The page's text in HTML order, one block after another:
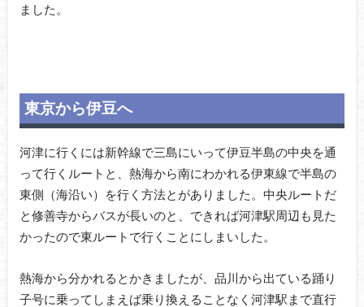
ました。
東京から伊豆へ
河津に行くには新幹線で三島にいって伊豆半島の中央を通
って行くルートと、熱海から南にわかれる伊東線で半島の
東側（海沿い）を行く方法とがありました。中央ルートだ
と修善寺からバスが長いのと、できれば河津駅周辺も見た
かったので東ルートで行くことにしまいした。
熱海から分かれるとかきましたが、品川から出ている踊り
子号に乗ってしまえば乗り換えることなく河津駅まで直行